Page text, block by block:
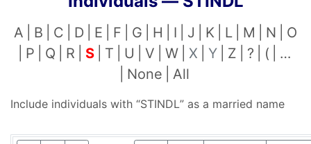
A B C D E F G H I J K L M N
O
P
Q R S T U V W X Y Z ? (
…
None
All
Include individuals with “STINDL” as a married name